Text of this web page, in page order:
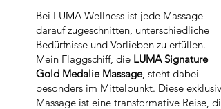
Bei LUMA Wellness ist jede Massage
darauf zugeschnitten, unterschiedliche
Bedürfnisse und Vorlieben zu erfüllen.
Mein Flaggschiff, die LUMA Signature
Gold Medalie Massage, steht dabei
besonders im Mittelpunkt. Diese exklusive
Massage ist eine transformative Reise, die